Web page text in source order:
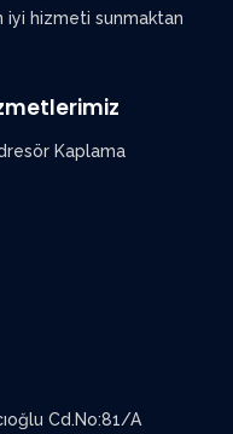
iyi hizmeti sunmaktan
Kaplama
Cd.No:81/A